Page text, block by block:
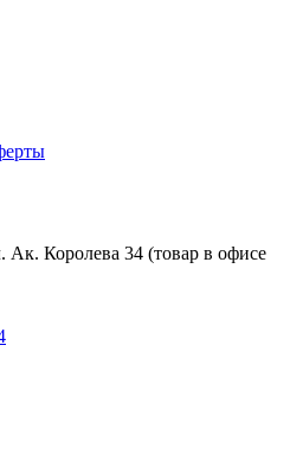
Ак. Королева 34 (товар в офисе